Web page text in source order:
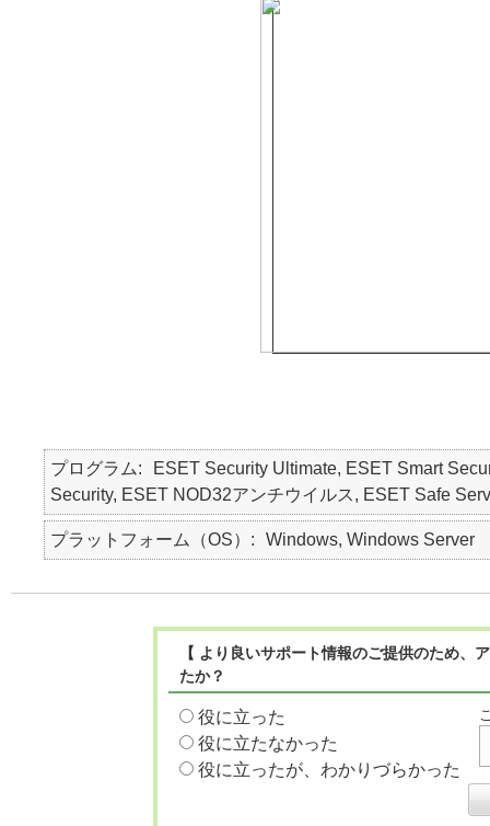
プログラム
ESET Security Ultimate, ESET Smart
Security, ESET NOD32アンチウイルス, ESET Safe
プラットフォーム（OS） Windows, Windows Server
【 より良いサポート情報のご提供のため
たか？
役に立った
役に立たなかった
役に立ったが、わかりづらかった